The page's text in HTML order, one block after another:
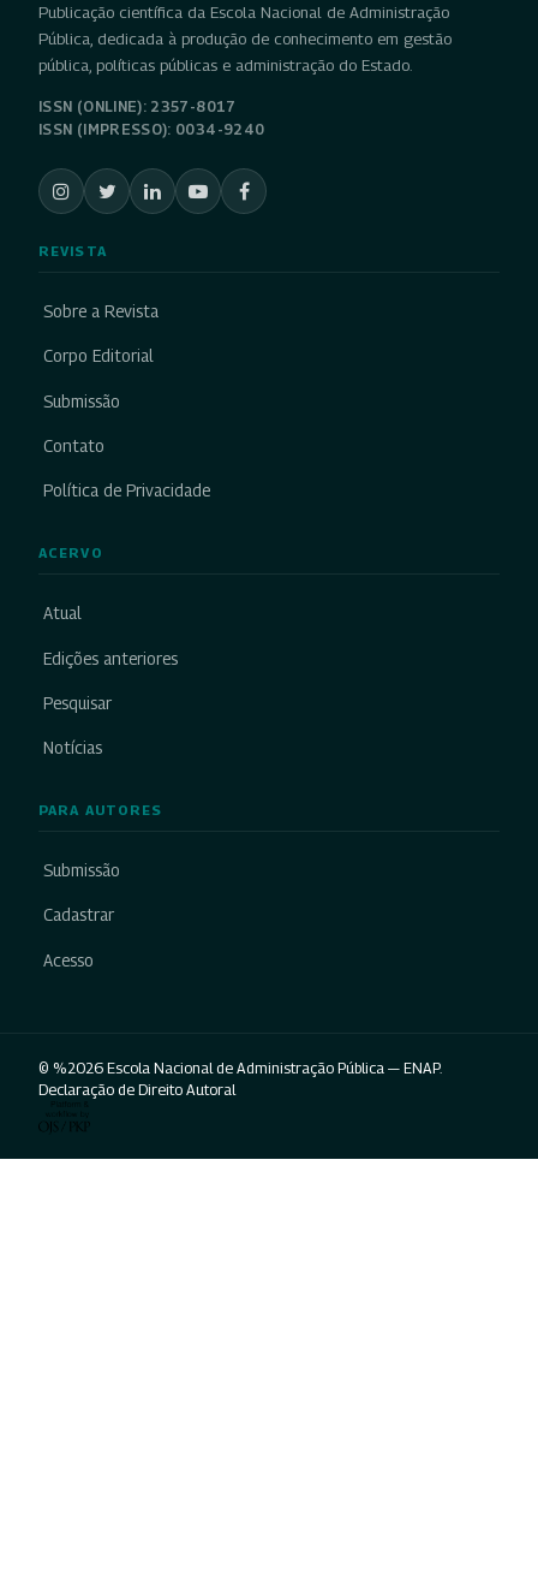
Publicação científica da Escola Nacional de Administração
Pública, dedicada à produção de conhecimento em gestão
pública, políticas públicas e administração do Estado.
ISSN (ONLINE): 2357-8017
ISSN (IMPRESSO): 0034-9240
REVISTA
Sobre a Revista
Corpo Editorial
Submissão
Contato
Política de Privacidade
ACERVO
Atual
Edições anteriores
Pesquisar
Notícias
PARA AUTORES
Submissão
Cadastrar
Acesso
© %2026 Escola Nacional de Administração Pública — ENAP.
Declaração de Direito Autoral